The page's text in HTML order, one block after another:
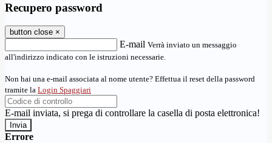
Recupero password
button close ×
E-mail Verrà inviato un messaggio
all'indirizzo indicato con le istruzioni necessarie.
Non hai una e-mail associata al nome utente? Effettua il reset della password
tramite la Login Spaggiari
E-mail inviata, si prega di controllare la casella di posta elettronica!
Errore